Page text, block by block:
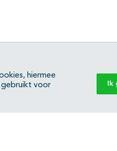
hiermee
gebruikt voor